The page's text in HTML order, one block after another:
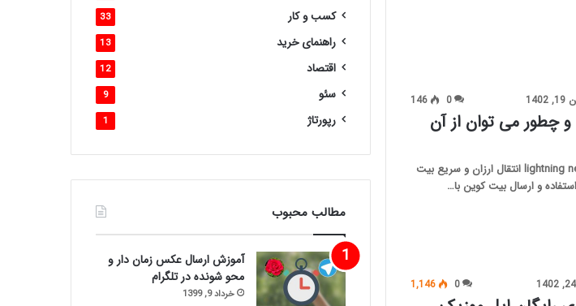
0
146
چطور می توان از آن
با لایتنینگ نتورک lightning network انتقال ارزان و سریع بیت
و ارسال بیت کوین با…
0
1,146
کسب و کار 33
راهنمای خرید 13
اقتصاد 12
سئو 9
رپورتاژ 1
مطالب محبوب
آموزش ارسال عکس زمان دار و
محو شونده در تلگرام
خرداد 9, 1399